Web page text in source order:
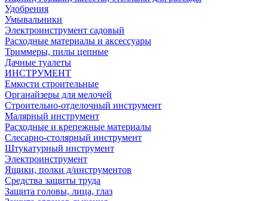
Удобрения
Умывальники
Электроинструмент садовый
Расходные материалы и аксессуары
Триммеры, пилы цепные
Дачные туалеты
ИНСТРУМЕНТ
Емкости строительные
Органайзеры для мелочей
Строительно-отделочный инструмент
Малярный инструмент
Расходные и крепежные материалы
Слесарно-столярный инструмент
Штукатурный инструмент
Электроинструмент
Ящики, полки д/инструментов
Средства защиты труда
Защита головы, лица, глаз